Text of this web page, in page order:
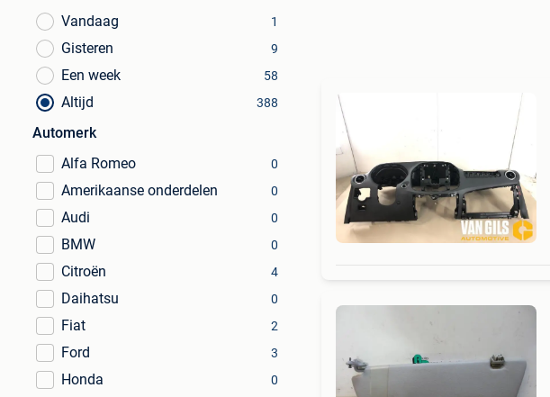
Vandaag
1
Gisteren 9
Een week 58
Altijd 388
Automerk
Alfa Romeo
0
Amerikaanse onderdelen 0
Audi 0
BMW 0
Citroën 4
Daihatsu 0
Fiat 2
Ford 3
Honda 0